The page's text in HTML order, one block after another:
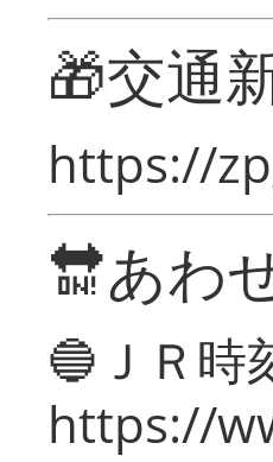
🎁交通
https://
🔛あわ
🔵ＪＲ時
https://